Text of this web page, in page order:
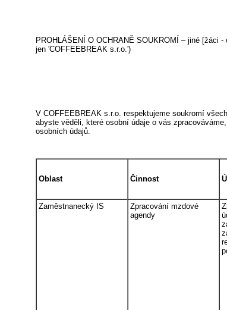
PROHLÁŠENÍ O OCHRANĚ SOUKROMÍ – jiné [žáci
jen 'COFFEEBREAK s.r.o.')
V COFFEEBREAK s.r.o. respektujeme soukromí
abyste věděli, které osobní údaje o vás
osobních údajů.
Oblast Činnost
Zaměstnanecký IS
Zpracování mzdové
agendy